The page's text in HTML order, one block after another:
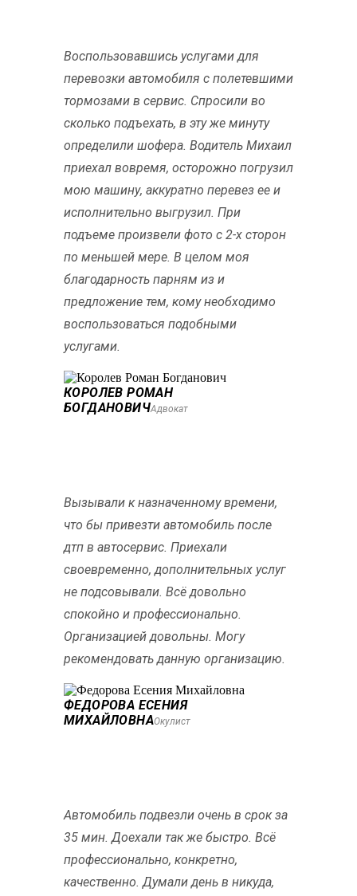
Воспользовавшись услугами для
перевозки автомобиля с полетевшими
тормозами в сервис. Спросили во
сколько подъехать, в эту же минуту
определили шофера. Водитель Михаил
приехал вовремя, осторожно погрузил
мою машину, аккуратно перевез ее и
исполнительно выгрузил. При
подъеме произвели фото с 2-х сторон
по меньшей мере. В целом моя
благодарность парням из и
предложение тем, кому необходимо
воспользоваться подобными
услугами.
КОРОЛЕВ РОМАН
БОГДАНОВИЧАдвокат
Вызывали к назначенному времени,
что бы привезти автомобиль после
дтп в автосервис. Приехали
своевременно, дополнительных услуг
не подсовывали. Всё довольно
спокойно и профессионально.
Организацией довольны. Могу
рекомендовать данную организацию.
ФЕДОРОВА ЕСЕНИЯ
МИХАЙЛОВНАОкулист
Автомобиль подвезли очень в срок за
35 мин. Доехали так же быстро. Всё
профессионально, конкретно,
качественно. Думали день в никуда,